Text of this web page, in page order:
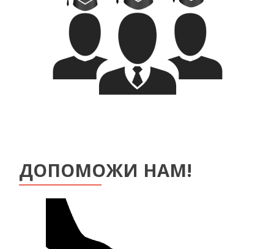
ДОПОМОЖИ НАМ!